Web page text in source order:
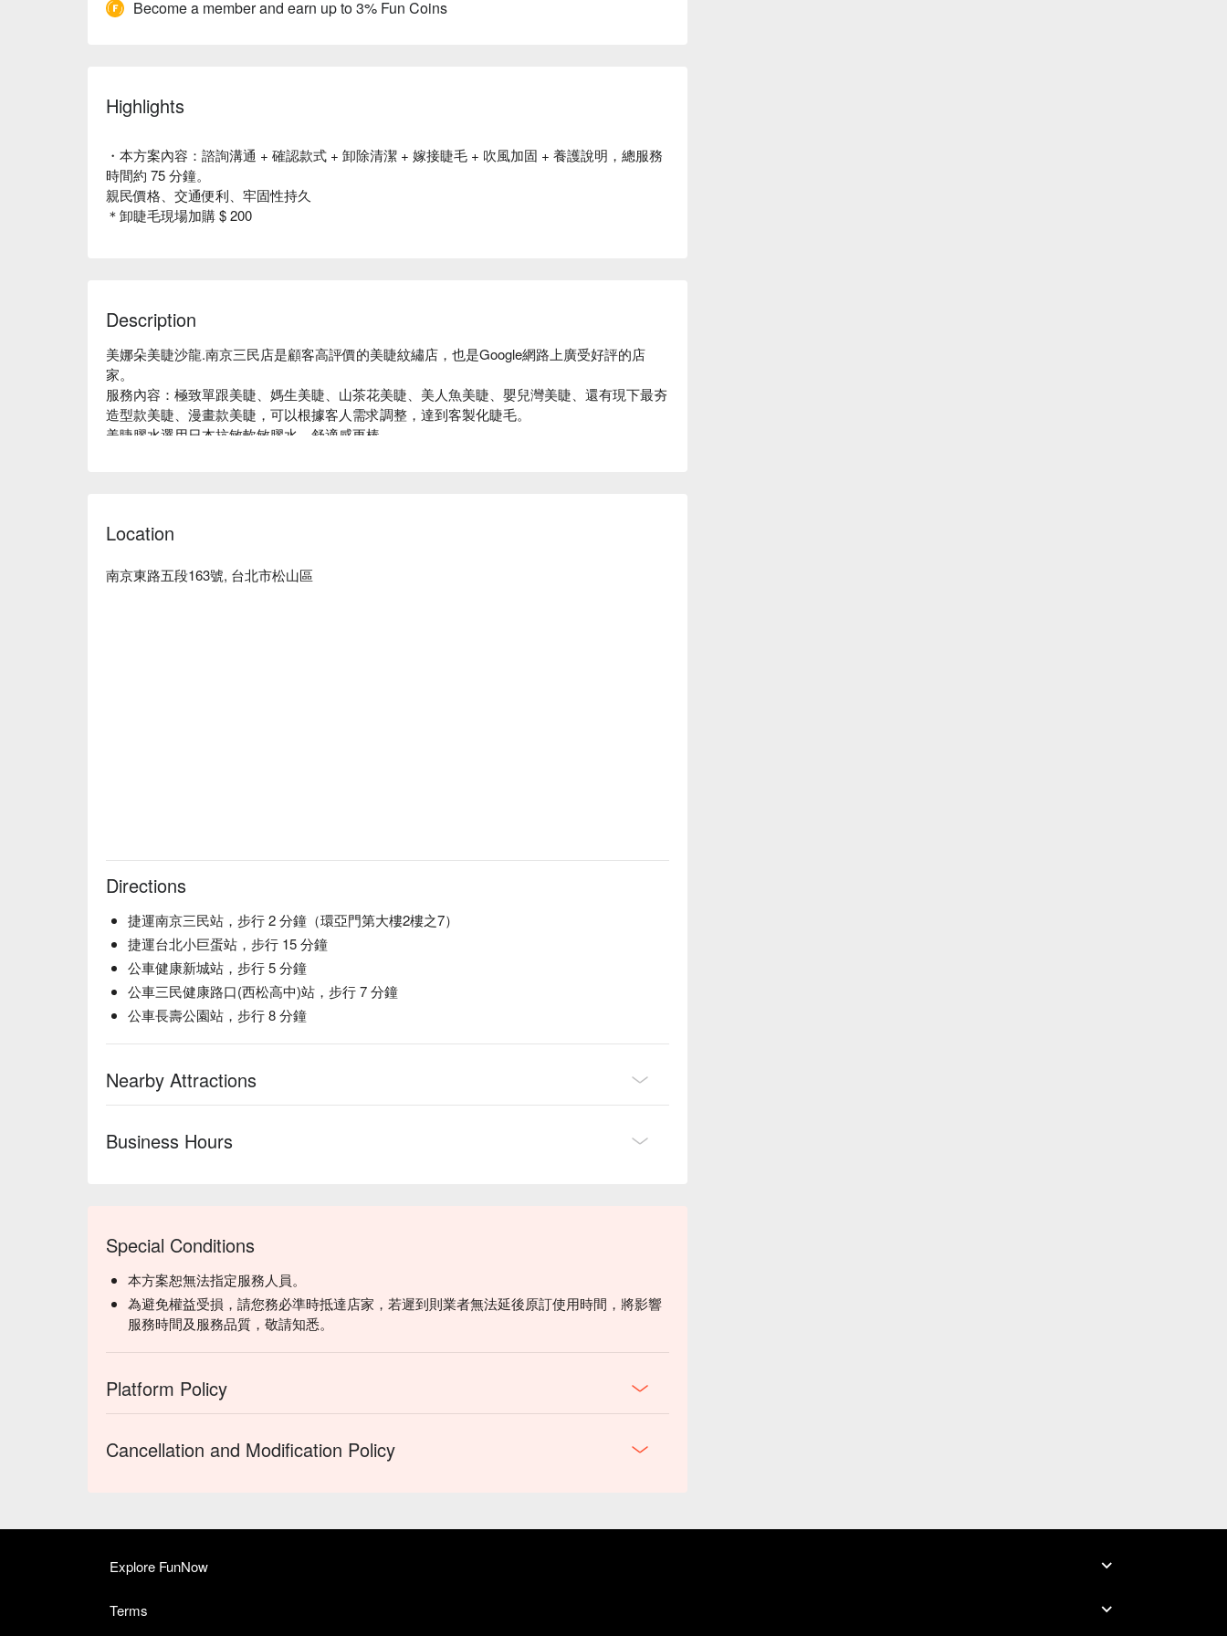
Become a member and earn up to 3% Fun Coins
Highlights
・本方案內容：諮詢溝通 + 確認款式 + 卸除清潔 + 嫁接睫毛 + 吹風加固 + 養護說明，總服務
時間約 75 分鐘。
親民價格、交通便利、牢固性持久
＊卸睫毛現場加購 $ 200
Description
美娜朵美睫沙龍.南京三民店是顧客高評價的美睫紋繡店，也是Google網路上廣受好評的店
家。
服務內容：極致單跟美睫、媽生美睫、山茶花美睫、美人魚美睫、嬰兒灣美睫、還有現下最夯
造型款美睫、漫畫款美睫，可以根據客人需求調整，達到客製化睫毛。
美睫膠水選用日本抗敏軟敏膠水，舒適感更棒。
美娜朵日式護膚工作室推薦：美容師皆具有豐富資歷，給您最高品質的享受。環境走高質感輕
美娜朵日式護膚工作室預約、美娜朵日式護膚工作室價格、美娜朵日式護膚工作室優惠立刻查
Location
南京東路五段163號, 台北市松山區
Directions
捷運南京三民站，步行 2 分鐘（環亞門第大樓2樓之7）
捷運台北小巨蛋站，步行 15 分鐘
公車健康新城站，步行 5 分鐘
公車三民健康路口(西松高中)站，步行 7 分鐘
公車長壽公園站，步行 8 分鐘
Nearby Attractions
Business Hours
Special Conditions
本方案恕無法指定服務人員。
為避免權益受損，請您務必準時抵達店家，若遲到則業者無法延後原訂使用時間，將影響
服務時間及服務品質，敬請知悉。
Platform Policy
Cancellation and Modification Policy
Explore FunNow
Terms